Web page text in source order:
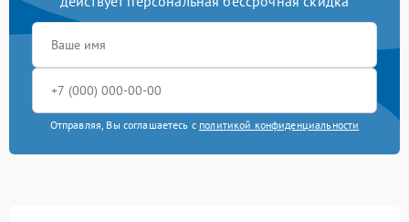
Отправляя, Вы соглашаетесь с политикой конфиденциальности